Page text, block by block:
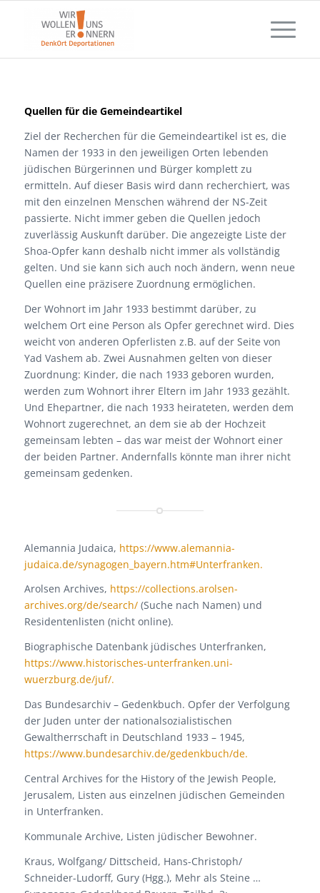
Quellen für die Gemeindeartikel
Ziel der Recherchen für die Gemeindeartikel ist es, die
Namen der 1933 in den jeweiligen Orten lebenden
jüdischen Bürgerinnen und Bürger komplett zu
ermitteln. Auf dieser Basis wird dann recherchiert, was
mit den einzelnen Menschen während der NS-Zeit
passierte. Nicht immer geben die Quellen jedoch
zuverlässig Auskunft darüber. Die angezeigte Liste der
Shoa-Opfer kann deshalb nicht immer als vollständig
gelten. Und sie kann sich auch noch ändern, wenn neue
Quellen eine präzisere Zuordnung ermöglichen.
Der Wohnort im Jahr 1933 bestimmt darüber, zu
welchem Ort eine Person als Opfer gerechnet wird. Dies
weicht von anderen Opferlisten z.B. auf der Seite von
Yad Vashem ab. Zwei Ausnahmen gelten von dieser
Zuordnung: Kinder, die nach 1933 geboren wurden,
werden zum Wohnort ihrer Eltern im Jahr 1933 gezählt.
Und Ehepartner, die nach 1933 heirateten, werden dem
Wohnort zugerechnet, an dem sie ab der Hochzeit
gemeinsam lebten – das war meist der Wohnort einer
der beiden Partner. Andernfalls könnte man ihrer nicht
gemeinsam gedenken.
Alemannia Judaica, https://www.alemannia-
judaica.de/synagogen_bayern.htm#Unterfranken.
Arolsen Archives, https://collections.arolsen-
archives.org/de/search/(Suche nach Namen) und
Residentenlisten (nicht online).
Biographische Datenbank jüdisches Unterfranken,
https://www.historisches-unterfranken.uni-
wuerzburg.de/juf/.
Das Bundesarchiv – Gedenkbuch. Opfer der Verfolgung
der Juden unter der nationalsozialistischen
Gewaltherrschaft in Deutschland 1933 – 1945,
https://www.bundesarchiv.de/gedenkbuch/de.
Central Archives for the History of the Jewish People,
Jerusalem, Listen aus einzelnen jüdischen Gemeinden
in Unterfranken.
Kommunale Archive, Listen jüdischer Bewohner.
Kraus, Wolfgang/ Dittscheid, Hans-Christoph/
Schneider-Ludorff, Gury (Hgg.), Mehr als Steine …